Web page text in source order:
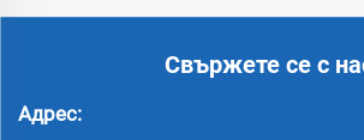
Свържете се с
Адрес: